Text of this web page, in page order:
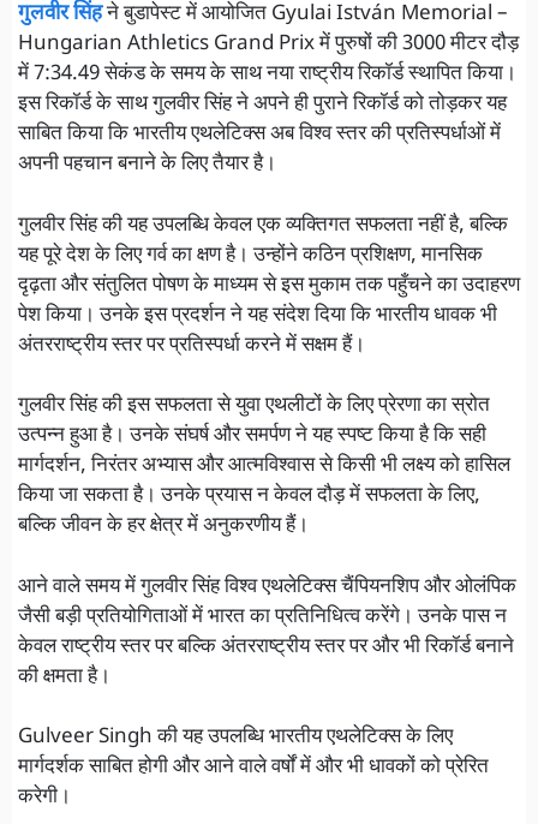
गुलवीर सिंहने बुडापेस्ट में आयोजित Gyulai István Memorial –
Hungarian Athletics Grand Prix में पुरुषों की 3000 मीटर दौड़
में 7:34.49 सेकंड के समय के साथ नया राष्ट्रीय रिकॉर्ड स्थापित किया।
इस रिकॉर्ड के साथ गुलवीर सिंह ने अपने ही पुराने रिकॉर्ड को तोड़कर यह
साबित किया कि भारतीय एथलेटिक्स अब विश्व स्तर की प्रतिस्पर्धाओं में
अपनी पहचान बनाने के लिए तैयार है।
गुलवीर सिंह की यह उपलब्धि केवल एक व्यक्तिगत सफलता नहीं है, बल्कि
यह पूरे देश के लिए गर्व का क्षण है। उन्होंने कठिन प्रशिक्षण, मानसिक
दृढ़ता और संतुलित पोषण के माध्यम से इस मुकाम तक पहुँचने का उदाहरण
पेश किया। उनके इस प्रदर्शन ने यह संदेश दिया कि भारतीय धावक भी
अंतरराष्ट्रीय स्तर पर प्रतिस्पर्धा करने में सक्षम हैं।
गुलवीर सिंह की इस सफलता से युवा एथलीटों के लिए प्रेरणा का स्रोत
उत्पन्न हुआ है। उनके संघर्ष और समर्पण ने यह स्पष्ट किया है कि सही
मार्गदर्शन, निरंतर अभ्यास और आत्मविश्वास से किसी भी लक्ष्य को हासिल
किया जा सकता है। उनके प्रयास न केवल दौड़ में सफलता के लिए,
बल्कि जीवन के हर क्षेत्र में अनुकरणीय हैं।
आने वाले समय में गुलवीर सिंह विश्व एथलेटिक्स चैंपियनशिप और ओलंपिक
जैसी बड़ी प्रतियोगिताओं में भारत का प्रतिनिधित्व करेंगे। उनके पास न
केवल राष्ट्रीय स्तर पर बल्कि अंतरराष्ट्रीय स्तर पर और भी रिकॉर्ड बनाने
की क्षमता है।
Gulveer Singh की यह उपलब्धि भारतीय एथलेटिक्स के लिए
मार्गदर्शक साबित होगी और आने वाले वर्षों में और भी धावकों को प्रेरित
करेगी।